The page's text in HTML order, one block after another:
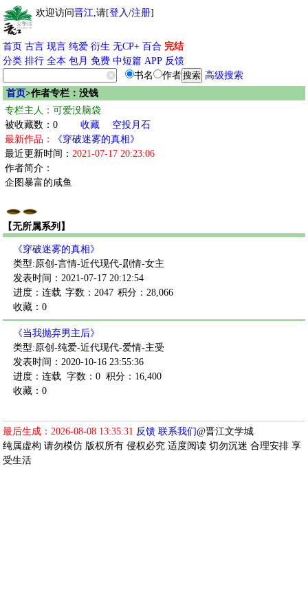
欢迎访问晋江,请[登入/注册]
首页 古言 现言 纯爱 衍生 无CP+ 百合 完结
分类 排行 全本 包月 免费 中短篇 APP 反馈
书名
作者
高级搜索
首页>作者专栏：没钱
专栏主人：可爱没脑袋
被收藏数：0
收藏
空投月石
最新作品：
《穿破迷雾的真相》
最近更新时间： 2021-07-17 20:23:06
作者简介：
企图暴富的咸鱼
【无所属系列】
《穿破迷雾的真相》
类型:原创-言情-近代现代-剧情-女主
发表时间：2021-07-17 20:12:54
进度：连载 字数：2047 积分：28,066
收藏：0
《当我抛弃男主后》
类型:原创-纯爱-近代现代-爱情-主受
发表时间：2020-10-16 23:55:36
进度：连载 字数：0 积分：16,400
收藏：0
最后生成：2026-08-08 13:35:31 反馈 联系我们@晋江文学城
纯属虚构 请勿模仿 版权所有 侵权必究 适度阅读 切勿沉迷 合理安排 享
受生活